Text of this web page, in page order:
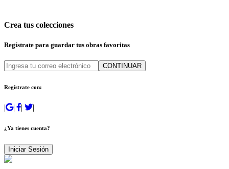
Crea tus colecciones
Regístrate para guardar tus obras favoritas
CONTINUAR
Regístrate con:
| | | |
¿Ya tienes cuenta?
Iniciar Sesión